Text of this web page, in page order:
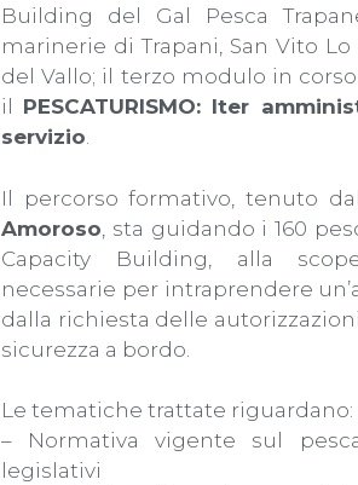
Building del Gal Pesca
marinerie di Trapani, San Vito Lo
del Vallo; il terzo modulo in
il PESCATURISMO: Iter
servizio.
Il percorso formativo, tenuto
Amoroso , sta guidando i 160
Capacity Building, alla
necessarie per intraprendere
dalla richiesta delle
sicurezza a bordo.
Le tematiche trattate riguardano:
– Normativa vigente sul
legislativi